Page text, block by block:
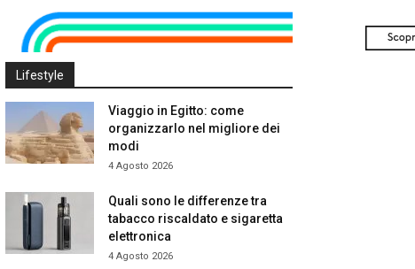
Lifestyle
Viaggio in Egitto: come
organizzarlo nel migliore dei
modi
4 Agosto 2026
Quali sono le differenze tra
tabacco riscaldato e sigaretta
elettronica
4 Agosto 2026